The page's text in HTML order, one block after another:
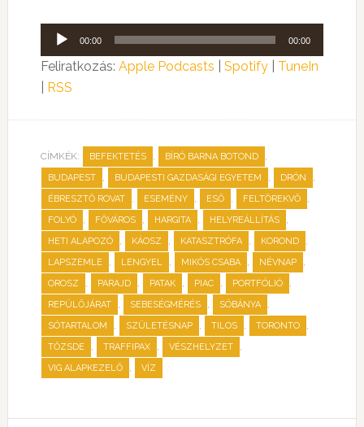
Audió
lejátszó
00:00 00:00
Feliratkozás: Apple Podcasts Spotify| TuneIn
RSS
CÍMKÉK: BEFEKTETÉS , BÍRÓ BARNA BOTOND ,
BUDAPEST , BUDAPESTI GAZDASÁGI EGYETEM , DRÓN ,
ÉBRESZTŐ ROVAT , ESEMÉNY , ESŐ , FELTÖREKVŐ ,
FOLYÓ , FŐVÁROS , HARGITA , HELYREÁLLÍTÁS ,
HETI ALAPOZÓ , KÁOSZ , KATASZTRÓFA , KOROND ,
LAPSZEMLE , LENGYEL , MIKÓS CSABA , NÉVNAP ,
OROSZ , PARAJD , PATAK , PIAC , PORTFÓLIÓ ,
REPÜLŐJÁRAT , SEBESÉGMÉRÉS , SÓBÁNYA ,
SÓTARTALOM , SZÜLETÉSNAP , TILOS , TORONTO ,
TŐZSDE , TRAFFIPAX , VÉSZHELYZET ,
VIG ALAPKEZELŐ , VÍZ